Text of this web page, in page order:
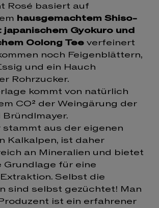
Rosé basiert auf
hausgemachtem Shiso-
japanischem Gyokuro und
Oolong Tee verfeinert
noch Feigenblättern,
und ein Hauch
Rohrzucker.
kommt von natürlich
CO² der Weingärung der
stammt aus der eigenen
Kalkalpen, ist daher
an Mineralien und bietet
für eine
Selbst die
sind selbst gezüchtet! Man
ist ein erfahrener